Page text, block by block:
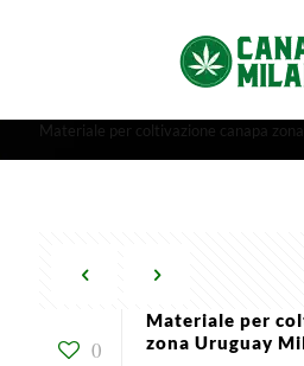
Materiale per coltivazione canapa
0
Materiale per
zona Uruguay